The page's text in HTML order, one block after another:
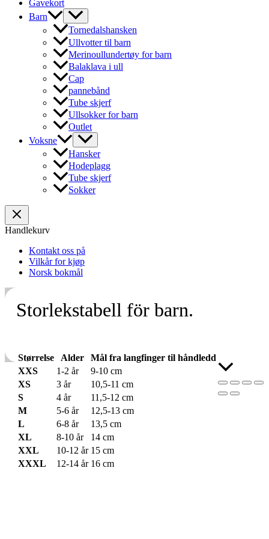
Gavekort
Barn
Tornedalshansken
Ullvotter til barn
Merinoullundertøy for barn
Balaklava i ull
Cap
pannebånd
Tube skjerf
Ullsokker for barn
Outlet
Voksne
Hansker
Hodeplagg
Tube skjerf
Sokker
Handlekurv
Kontakt oss på
Vilkår for kjøp
Norsk bokmål
Storlekstabell för barn.
Størrelse Alder
Mål fra langfinger til håndledd
XXS
1-2 år
9-10 cm
XS
3 år
10,5-11 cm
S
4 år
11,5-12 cm
M
5-6 år
12,5-13 cm
L
6-8 år
13,5 cm
XL
8-10 år
14 cm
XXL
10-12 år 15 cm
XXXL
12-14 år 16 cm